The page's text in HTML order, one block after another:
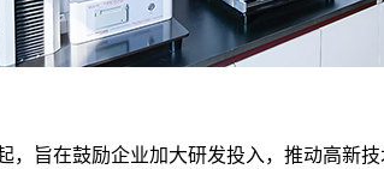
在鼓励企业加大研发投入，推动高新